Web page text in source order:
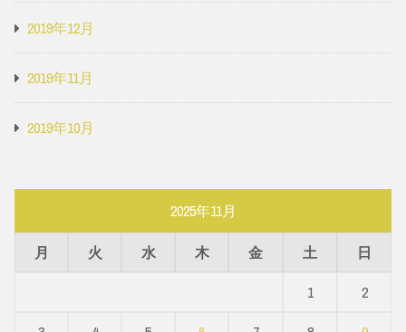
2019年12月
2019年11月
2019年10月
2025年11月
月 火 水 木 金 土
日
1
2